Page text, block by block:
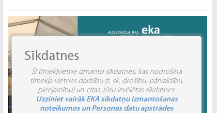
Sīkdatnes
Šī tīmekļvietne izmanto sīkdatnes, kas nodrošina
tīmekļa vietnes darbību (t. sk. drošību, pārvaldību,
pieejamību) un citas Jūsu izvēlētas sīkdatnes.
Uzziniet vairāk EKA sīkdatņu izmantošanas
noteikumos un Personas datu apstrādes